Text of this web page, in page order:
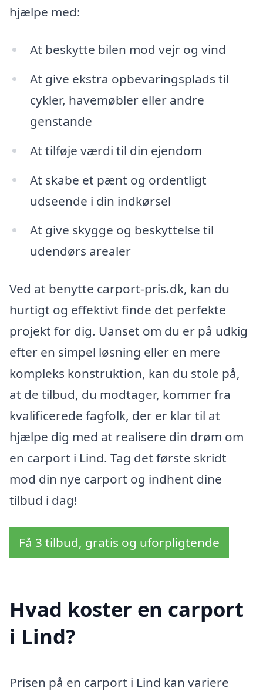
hjælpe med:
At beskytte bilen mod vejr og vind
At give ekstra opbevaringsplads til
cykler, havemøbler eller andre
genstande
At tilføje værdi til din ejendom
At skabe et pænt og ordentligt
udseende i din indkørsel
At give skygge og beskyttelse til
udendørs arealer
Ved at benytte carport-pris.dk, kan du
hurtigt og effektivt finde det perfekte
projekt for dig. Uanset om du er på udkig
efter en simpel løsning eller en mere
kompleks konstruktion, kan du stole på,
at de tilbud, du modtager, kommer fra
kvalificerede fagfolk, der er klar til at
hjælpe dig med at realisere din drøm om
en carport i Lind. Tag det første skridt
mod din nye carport og indhent dine
tilbud i dag!
Få 3 tilbud, gratis og uforpligtende
Hvad koster en carport
i Lind?
Prisen på en carport i Lind kan variere